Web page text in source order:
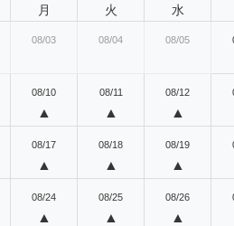
月 火 水
08/03 08/04 08/05
08/10
▲
08/11
▲
08/12
▲
08/17
▲
08/18
▲
08/19
▲
08/24
▲
08/25
▲
08/26
▲